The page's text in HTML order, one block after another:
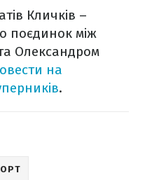
Кличків –
поєдинок між
Олександром
на
.